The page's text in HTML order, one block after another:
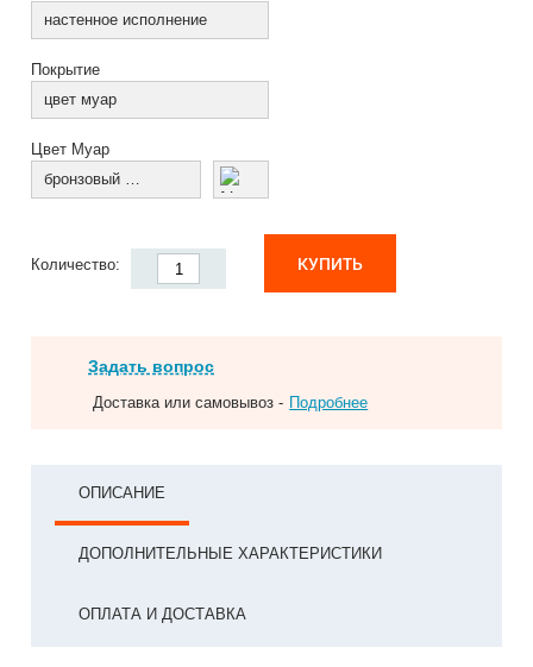
настенное исполнение
Покрытие
цвет муар
Цвет Муар
бронзовый муар
Количество: КУПИТЬ
Задать вопрос
Доставка или самовывоз - Подробнее
ОПИСАНИЕ
ДОПОЛНИТЕЛЬНЫЕ ХАРАКТЕРИСТИКИ
ОПЛАТА И ДОСТАВКА